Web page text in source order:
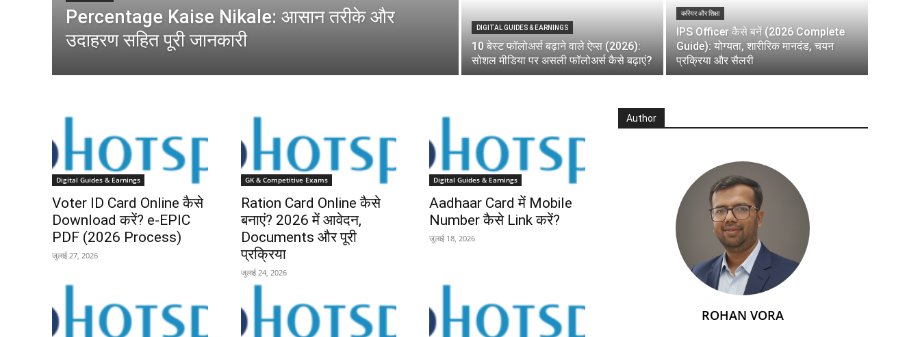
Percentage Kaise Nikale: आसान तरीके और
उदाहरण सहित पूरी जानकारी
DIGITAL GUIDES & EARNINGS
10 बेस्ट फॉलोअर्स बढ़ाने वाले ऐप्स (2026):
सोशल मीडिया पर असली फॉलोअर्स कैसे बढ़ाएं?
करियर और शिक्षा
IPS Officer कैसे बनें (2026 Complete
Guide): योग्यता, शारीरिक मानदंड, चयन
प्रक्रिया और सैलरी
Digital Guides & Earnings
Voter ID Card Online कैसे
Download करें? e-EPIC
PDF (2026 Process)
जुलाई 27, 2026
GK & Competitive Exams
Ration Card Online कैसे
बनाएं? 2026 में आवेदन,
Documents और पूरी
प्रक्रिया
जुलाई 24, 2026
Digital Guides & Earnings
Aadhaar Card में Mobile
Number कैसे Link करें?
जुलाई 18, 2026
Author
ROHAN VORA